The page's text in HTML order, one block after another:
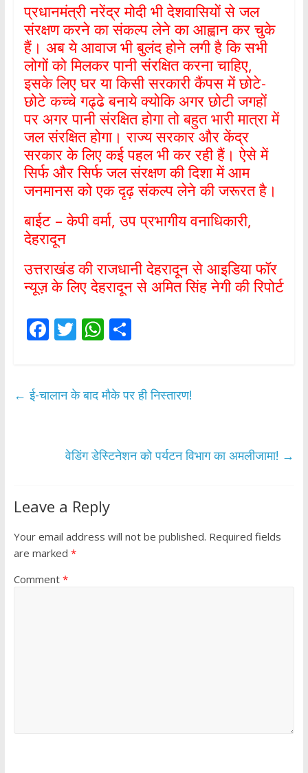
प्रधानमंत्री नरेंद्र मोदी भी देशवासियों से जल
संरक्षण करने का संकल्प लेने का आह्वान कर चुके
हैं। अब ये आवाज भी बुलंद होने लगी है कि सभी
लोगों को मिलकर पानी संरक्षित करना चाहिए,
इसके लिए घर या किसी सरकारी कैंपस में छोटे-
छोटे कच्चे गढ्ढे बनाये क्योकि अगर छोटी जगहों
पर अगर पानी संरक्षित होगा तो बहुत भारी मात्रा में
जल संरक्षित होगा। राज्य सरकार और केंद्र
सरकार के लिए कई पहल भी कर रही हैं। ऐसे में
सिर्फ और सिर्फ जल संरक्षण की दिशा में आम
जनमानस को एक दृढ़ संकल्प लेने की जरूरत है।
बाईट – केपी वर्मा, उप प्रभागीय वनाधिकारी,
देहरादून
उत्तराखंड की राजधानी देहरादून से आइडिया फॉर
न्यूज़ के लिए देहरादून से अमित सिंह नेगी की रिपोर्ट
F
b
T
er
W
s
p
S
e
← ई-चालान के बाद मौके पर ही निस्तारण!
वेडिंग डेस्टिनेशन को पर्यटन विभाग का अमलीजामा! →
Leave a Reply
Your email address will not be published. Required fields
are marked *
Comment *